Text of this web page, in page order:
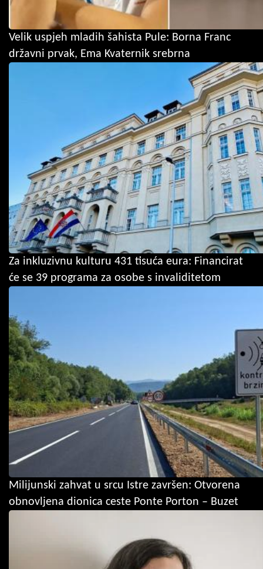
Velik uspjeh mladih šahista Pule: Borna Franc
državni prvak, Ema Kvaternik srebrna
Za inkluzivnu kulturu 431 tisuća eura: Financirat
će se 39 programa za osobe s invaliditetom
Milijunski zahvat u srcu Istre završen: Otvorena
obnovljena dionica ceste Ponte Porton – Buzet